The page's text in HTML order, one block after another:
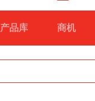
产品库 商机